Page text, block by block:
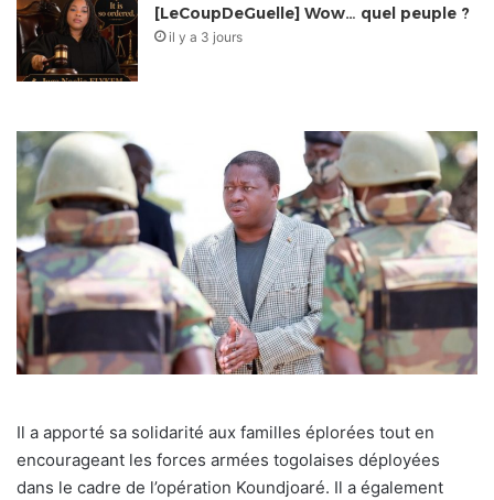
[LeCoupDeGuelle] Wow… quel peuple ?
il y a 3 jours
Il a apporté sa solidarité aux familles éplorées tout en
encourageant les forces armées togolaises déployées
dans le cadre de l’opération Koundjoaré. Il a également